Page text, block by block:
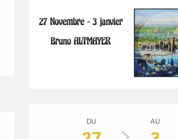
DU AU